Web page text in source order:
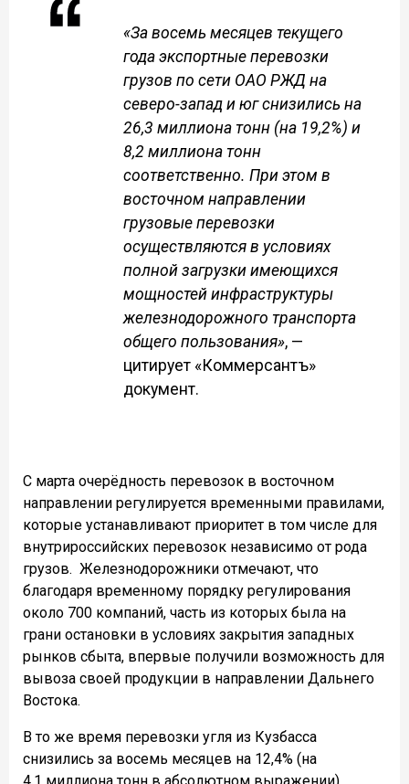
«За восемь месяцев текущего
года экспортные перевозки
грузов по сети ОАО РЖД на
северо-запад и юг снизились на
26,3 миллиона тонн (на 19,2%) и
8,2 миллиона тонн
соответственно. При этом в
восточном направлении
грузовые перевозки
осуществляются в условиях
полной загрузки имеющихся
мощностей инфраструктуры
железнодорожного транспорта
общего пользования», —
цитирует «Коммерсантъ»
документ.
С марта очерёдность перевозок в восточном
направлении регулируется временными правилами,
которые устанавливают приоритет в том числе для
внутрироссийских перевозок независимо от рода
грузов. Железнодорожники отмечают, что
благодаря временному порядку регулирования
около 700 компаний, часть из которых была на
грани остановки в условиях закрытия западных
рынков сбыта, впервые получили возможность для
вывоза своей продукции в направлении Дальнего
Востока.
В то же время перевозки угля из Кузбасса
снизились за восемь месяцев на 12,4% (на